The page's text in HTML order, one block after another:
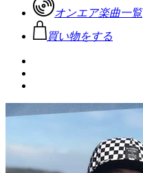
オンエア楽曲一覧
買い物をする